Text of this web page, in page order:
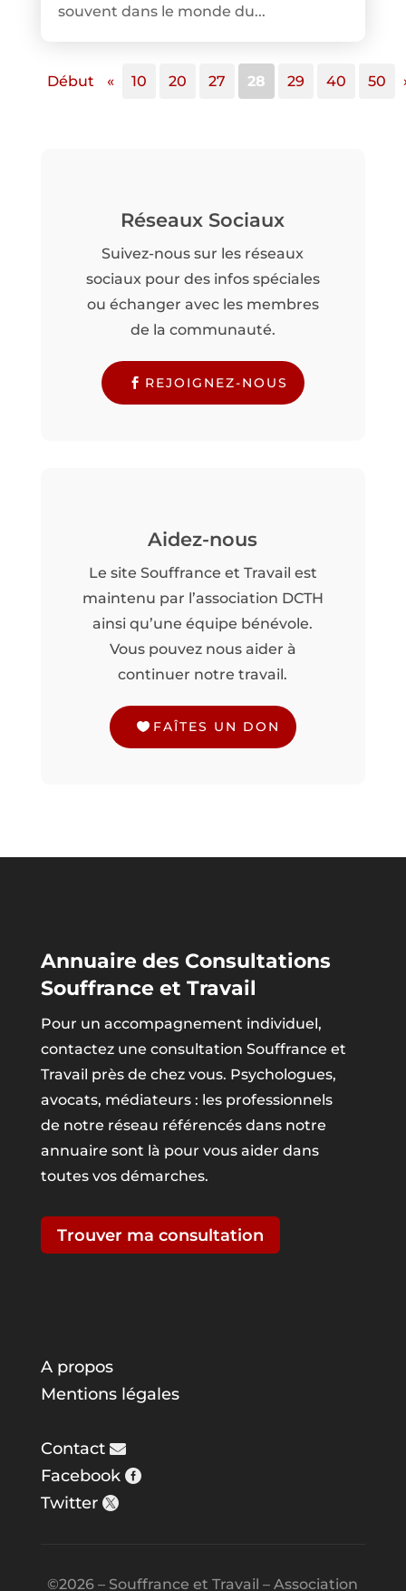
souvent dans le monde du...
Début « 10 20 27 28 29 40 50
Réseaux Sociaux
Suivez-nous sur les réseaux
sociaux pour des infos spéciales
ou échanger avec les membres
de la communauté.
REJOIGNEZ-NOUS
Aidez-nous
Le site Souffrance et Travail est
maintenu par l’association DCTH
ainsi qu’une équipe bénévole.
Vous pouvez nous aider à
continuer notre travail.
FAÎTES UN DON
Annuaire des Consultations
Souffrance et Travail
Pour un accompagnement individuel,
contactez une consultation Souffrance et
Travail près de chez vous. Psychologues,
avocats, médiateurs : les professionnels
de notre réseau référencés dans notre
annuaire sont là pour vous aider dans
toutes vos démarches.
Trouver ma consultation
A propos
Mentions légales
Contact
Facebook
Twitter
©2026 – Souffrance et Travail – Association